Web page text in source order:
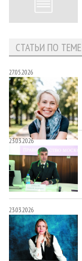
СТАТЬИ ПО ТЕМЕ
27.05.2026
23.03.2026
23.03.2026